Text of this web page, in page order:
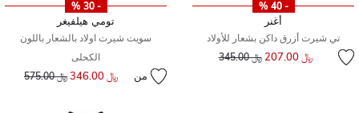
- 40 %
أغنر
تي شيرت أزرق داكن بشعار للأولاد
﷼ 207.00 سعر مخفض من﷼ 345.00
- 30 %
تومي هيلفيغر
سويت شيرت اولاد بالشعار باللون
الكحلى
من ﷼ 346.00 سعر مخفض من
﷼ 575.00 إلى